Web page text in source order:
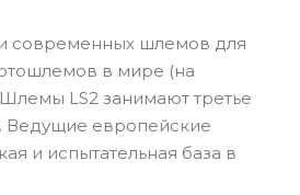
современных шлемов для
в мире (на
LS2 занимают третье
Ведущие европейские
и испытательная база в